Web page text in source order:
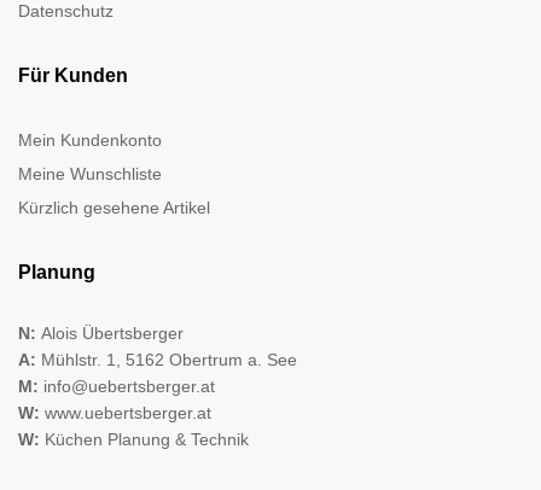
Datenschutz
Für Kunden
Mein Kundenkonto
Meine Wunschliste
Kürzlich gesehene Artikel
Planung
N: Alois Übertsberger
A: Mühlstr. 1, 5162 Obertrum a. See
M: info@uebertsberger.at
W: www.uebertsberger.at
W: Küchen Planung & Technik